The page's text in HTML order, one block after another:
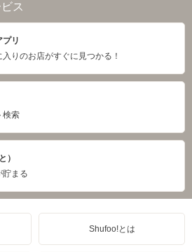
ス
プリ
りのお店がすぐに見つかる！
検索
）
貯まる
Shufoo!とは